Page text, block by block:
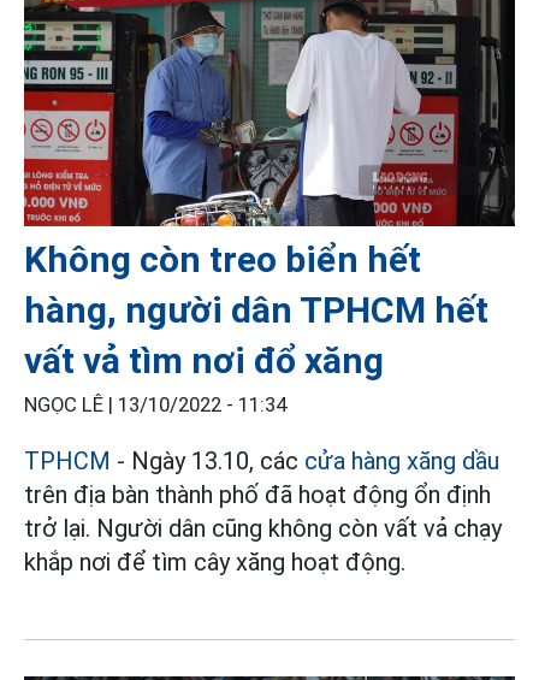
Không còn treo biển hết
hàng, người dân TPHCM hết
vất vả tìm nơi đổ xăng
NGỌC LÊ | 13/10/2022 - 11:34
TPHCM - Ngày 13.10, các cửa hàng xăng dầu
trên địa bàn thành phố đã hoạt động ổn định
trở lại. Người dân cũng không còn vất vả chạy
khắp nơi để tìm cây xăng hoạt động.